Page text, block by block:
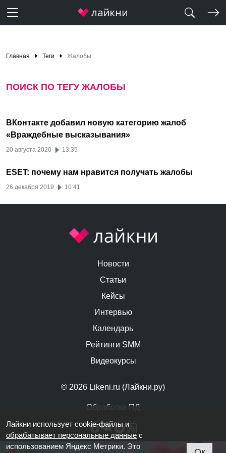
Главная Теги Жалобы
ПОИСК ПО ТЕГУ ЖАЛОБЫ
ВКонтакте добавил новую категорию жалоб
«Враждебные высказывания»
20 августа 2020 13:35
ESET: почему нам нравится получать жалобы
26 декабря 2019 10:41
© 2026 Likeni.ru (Лайкни.ру)
Обработка ПД
Новости
Статьи
Кейсы
Интервью
Календарь
Рейтинги SMM
Видеокурсы
Лайкни использует cookie-файлы и
обрабатывает персональные данные с
использованием Яндекс Метрики. Это